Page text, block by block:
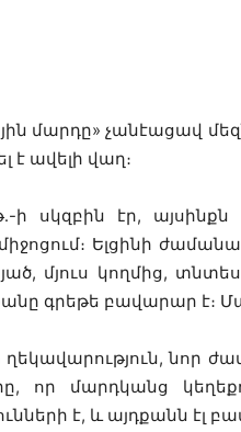
մարդը» չանէացավ
է ավելի վաղ։
թ․-ի սկզբին էր,
Ելցինի
մյուս կողմից,
գրեթե բավարար է։
ղեկավարություն, նոր
որ մարդկանց
է, և այդքանն էլ